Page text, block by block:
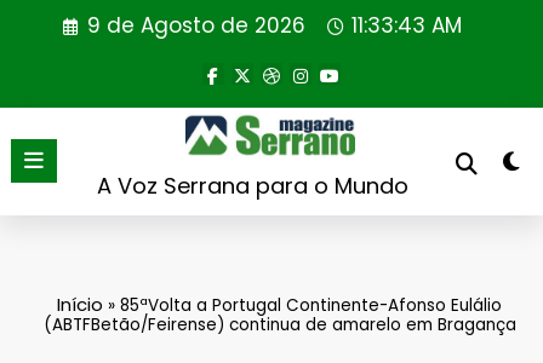
9 de Agosto de 2026 11:33:43 AM
A Voz Serrana para o Mundo
Início »85ªVolta a Portugal Continente-Afonso Eulálio
(ABTFBetão/Feirense) continua de amarelo em Bragança